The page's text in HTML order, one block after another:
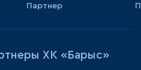
Партнер
ХК «Барыс»